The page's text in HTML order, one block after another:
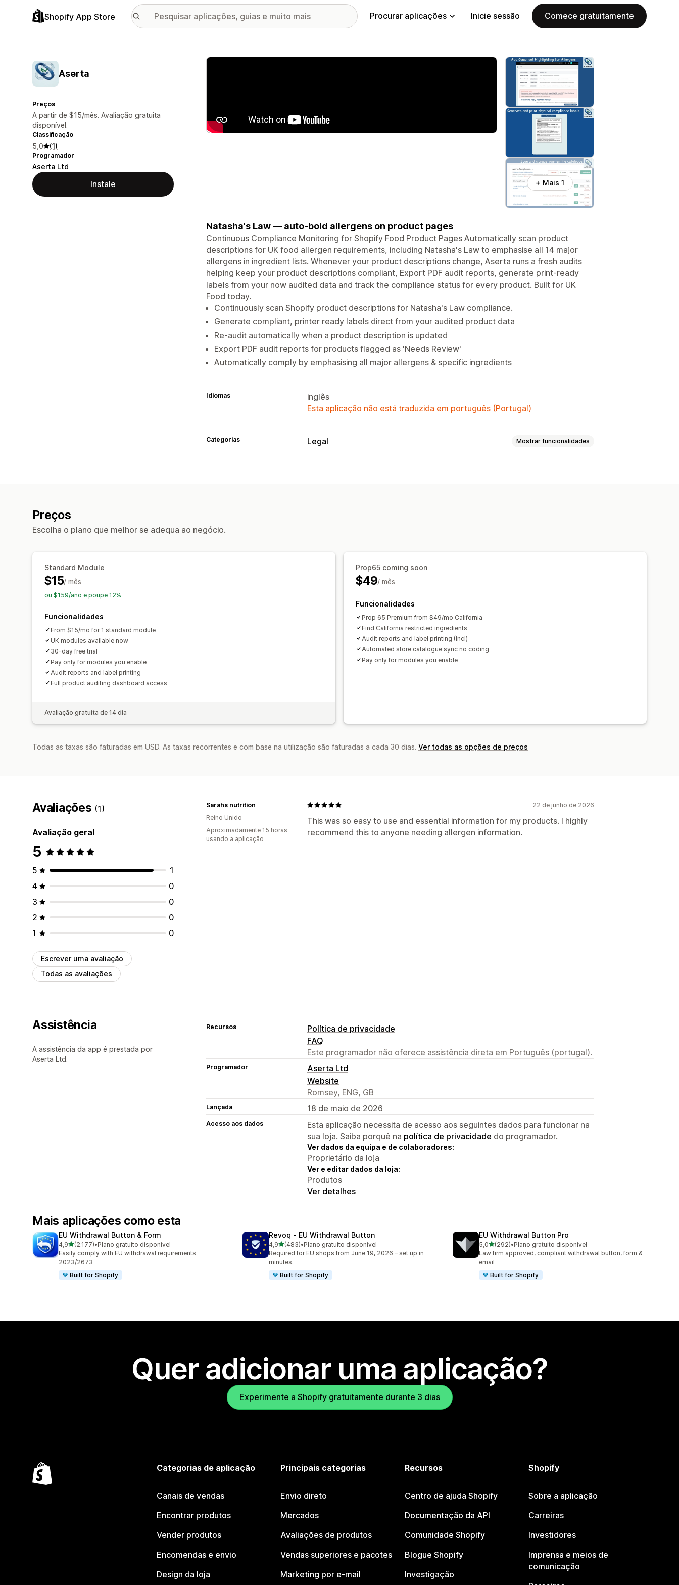
Shopify App Store Procurar aplicações Inicie sessão Comece gratuitamente
Aserta
Preços
A partir de $15/mês. Avaliação gratuita
disponível.
Classificação
5,0 (1)
Programador
Aserta Ltd
Instale
Galeria de imagens em destaque
+ Mais 1
Natasha's Law — auto-bold allergens on product pages
Continuous Compliance Monitoring for Shopify Food Product Pages Automatically scan product
descriptions for UK food allergen requirements, including Natasha's Law to emphasise all 14 major
allergens in ingredient lists. Whenever your product descriptions change, Aserta runs a fresh audits
helping keep your product descriptions compliant, Export PDF audit reports, generate print-ready
labels from your now audited data and track the compliance status for every product. Built for UK
Food today.
Continuously scan Shopify product descriptions for Natasha's Law compliance.
Generate compliant, printer ready labels direct from your audited product data
Re-audit automatically when a product description is updated
Export PDF audit reports for products flagged as 'Needs Review'
Automatically comply by emphasising all major allergens & specific ingredients
Idiomas
inglês
Esta aplicação não está traduzida em português (Portugal)
Categorias Legal Mostrar funcionalidades
Preços
Escolha o plano que melhor se adequa ao negócio.
Standard Module
$15/ mês
ou $159/ano e poupe 12%
Funcionalidades
From $15/mo for 1 standard module
UK modules available now
30-day free trial
Pay only for modules you enable
Audit reports and label printing
Full product auditing dashboard access
Avaliação gratuita de 14 dia
Prop65 coming soon
$49/ mês
Funcionalidades
Prop 65 Premium from $49/mo California
Find California restricted ingredients
Audit reports and label printing (Incl)
Automated store catalogue sync no coding
Pay only for modules you enable
Todas as taxas são faturadas em USD. As taxas recorrentes e com base na utilização são faturadas a cada 30 dias. Ver todas as opções de preços
Avaliações (1)
Avaliação geral
5
5
1
4
0
3
0
2
0
1
0
Escrever uma avaliação
Todas as avaliações
22 de junho de 2026
This was so easy to use and essential information for my products. I highly
recommend this to anyone needing allergen information.
Sarahs nutrition
Reino Unido
Aproximadamente 15 horas
usando a aplicação
Assistência
A assistência da app é prestada por
Aserta Ltd.
Recursos
Política de privacidade
FAQ
Este programador não oferece assistência direta em Português (portugal).
Programador
Aserta Ltd
Website
Romsey, ENG, GB
Lançada 18 de maio de 2026
Acesso aos dados
Esta aplicação necessita de acesso aos seguintes dados para funcionar na
sua loja. Saiba porquê na política de privacidade do programador.
Ver dados da equipa e de colaboradores:
Proprietário da loja
Ver e editar dados da loja:
Produtos
Ver detalhes
Mais aplicações como esta
EU Withdrawal Button & Form
4,9de 5 estrelas
(2.177)
2177 total de avaliações
•Plano gratuito disponível
Easily comply with EU withdrawal requirements
2023/2673
Built for Shopify
Revoq ‑ EU Withdrawal Button
4,9de 5 estrelas
(483)
483 total de avaliações
•Plano gratuito disponível
Required for EU shops from June 19, 2026 – set up in
minutes.
Built for Shopify
EU Withdrawal Button Pro
5,0de 5 estrelas
(292)
292 total de avaliações
•Plano gratuito disponível
Law firm approved, compliant withdrawal button, form &
email
Built for Shopify
Quer adicionar uma aplicação?
Experimente a Shopify gratuitamente durante 3 dias
Categorias de aplicação
Canais de vendas
Encontrar produtos
Vender produtos
Encomendas e envio
Design da loja
Principais categorias
Envio direto
Mercados
Avaliações de produtos
Vendas superiores e pacotes
Marketing por e-mail
Recursos
Centro de ajuda Shopify
Documentação da API
Comunidade Shopify
Blogue Shopify
Investigação
Shopify
Sobre a aplicação
Carreiras
Investidores
Imprensa e meios de
comunicação